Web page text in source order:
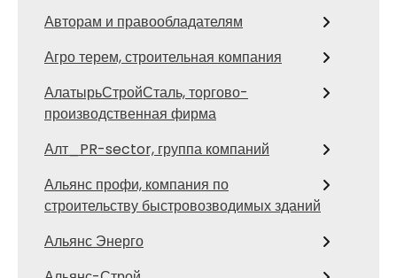
Авторам и правообладателям
Агро терем, строительная компания
АлатырьСтройСталь, торгово-
производственная фирма
Алт_PR-sector, группа компаний
Альянс профи, компания по
строительству быстровозводимых зданий
Альянс Энерго